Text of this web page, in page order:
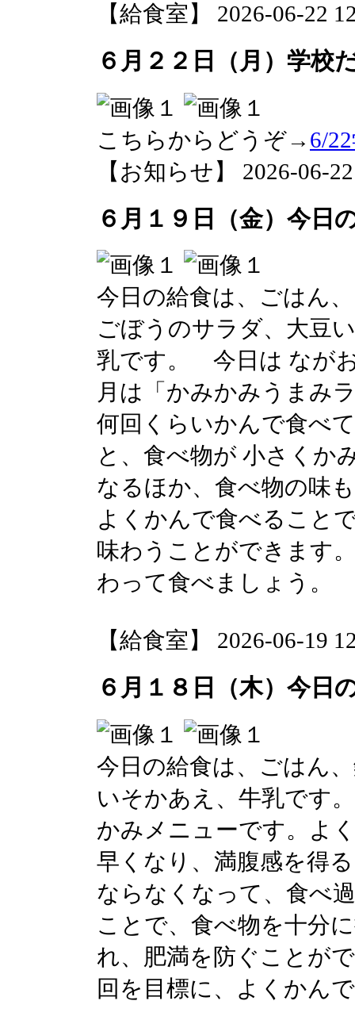
【給食室】 2026-06-22
６月２２日（月）学校
こちらからどうぞ→ 6/
【お知らせ】 2026-06-
６月１９日（金）今日
今日の給食は、ごはん
ごぼうのサラダ、大豆
乳です。 今日は なが
月は「かみかみうまみ
何回くらいかんで食べ
と、食べ物が 小さくか
なるほか、食べ物の味
よくかんで食べること
味わうことができます
わって食べましょう。
【給食室】 2026-06-19
６月１８日（木）今日
今日の給食は、ごはん
いそかあえ、牛乳です
かみメニューです。よ
早くなり、満腹感を得
ならなくなって、食べ
ことで、食べ物を十分
れ、肥満を防ぐことが
回を目標に、よくかん